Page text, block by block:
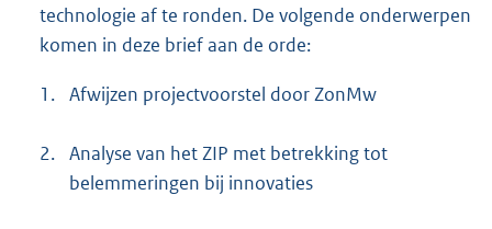
technologie af te ronden. De volgende onderwerpen
komen in deze brief aan de orde:
1. Afwijzen projectvoorstel door ZonMw
2. Analyse van het ZIP met betrekking tot
belemmeringen bij innovaties